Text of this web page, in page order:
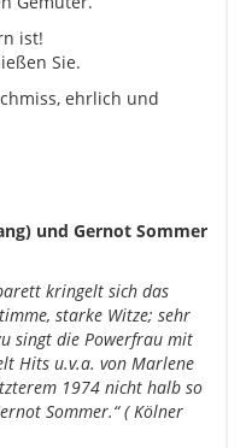
ist!
Sie.
ehrlich und
und Gernot Sommer
kringelt sich das
starke Witze; sehr
singt die Powerfrau mit
Hits u.v.a. von Marlene
1974 nicht halb so
Sommer.“ ( Kölner